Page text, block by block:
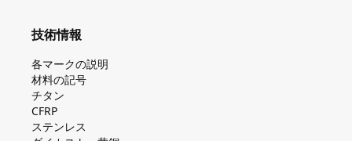
技術情報
各マークの説明
材料の記号
チタン
CFRP
ステンレス